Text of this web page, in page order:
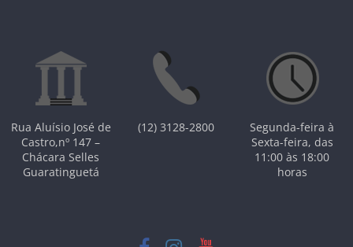
Rua Aluísio José de
Castro,nº 147 –
Chácara Selles
Guaratinguetá
(12) 3128-2800
Segunda-feira à
Sexta-feira, das
11:00 às 18:00
horas